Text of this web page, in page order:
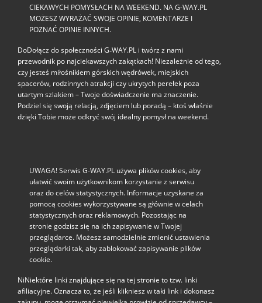
CIEKAWYCH POMYSŁACH NA WEEKEND. NA G-WAY.PL
MOŻESZ WYRAŻAĆ SWOJE OPINIE, KOMENTARZE I
POZNAĆ OPINIE INNYCH.
DoDołącz do społeczności G‑WAY.PL i twórz z nami
przewodnik po najciekawszych zakątkach! Niezależnie od tego,
czy jesteś miłośnikiem górskich wędrówek, miejskich
spacerów, rodzinnych atrakcji czy ukrytych perełek poza
utartym szlakiem – Twoje doświadczenie ma znaczenie.
Podziel się swoją relacją, zdjęciem lub poradą – ktoś właśnie
dzięki Tobie może odkryć swój idealny pomysł na weekend.
UWAGA! Serwis G-WAY.PL używa plików cookies, aby
ułatwić swoim użytkownikom korzystanie z serwisu
oraz do celów statystycznych. Informacje uzyskane za
pomocą cookies wykorzystywane są głównie w celach
statystycznych oraz reklamowych. Pozostając na
stronie godzisz się na ich zapisywanie w Twojej
przeglądarce. Możesz samodzielnie zmienić ustawienia
przeglądarki tak, aby zablokować zapisywanie plików
cookie.
NiNiektóre linki znajdujące się na tej stronie to tzw. linki
afiliacyjne. Oznacza to, że jeśli klikniesz w taki link i dokonasz